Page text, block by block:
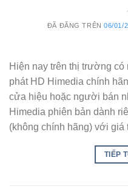
ĐÃ ĐĂNG TRÊN06/01/
Hiện nay trên thị trường
phát HD Himedia chính
cửa hiệu hoặc người bán
Himedia phiên bản dành
(không chính hãng) với
TIẾP